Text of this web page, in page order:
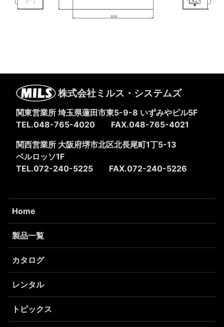
株式会社ミルス・システムズ
関東営業所 埼玉県蓮田市東5-9-8 いずみやビル5F
TEL.048-765-4020
FAX.048-765-4021
関西営業所 大阪府堺市北区北長尾町1丁5-13
ベルロッソ1F
TEL.072-240-5225
FAX.072-240-5226
Home
製品一覧
カタログ
レンタル
トピックス